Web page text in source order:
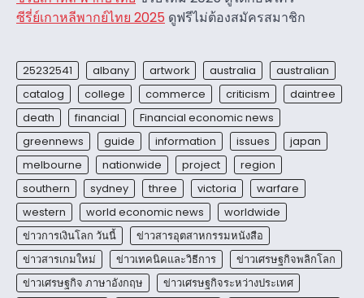
ซีรี่ย์เกาหลีพากย์ไทย 2025 ดูฟรีไม่ต้องสมัครสมาชิก
25232541 albany artwork australia
australian
catalog
college commerce criticism
daintree
death
financial
Financial economic news
greennews
guide information issues
japan
melbourne
nationwide project
region
southern
sydney three victoria
warfare
western
world economic news
worldwide
ข่าวการเงินโลก วันนี้
ข่าวสารอุตสาหกรรมหนังสือ
ข่าวสารเกมใหม่
ข่าวเทคนิคและวิธีการ
ข่าวเศรษฐกิจพลิกโลก
ข่าวเศรษฐกิจ ภาษาอังกฤษ
ข่าวเศรษฐกิจระหว่างประเทศ